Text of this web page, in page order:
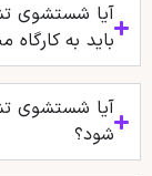
آیا شستشوی
باید به کارگاه
آیا شستشوی
شود؟